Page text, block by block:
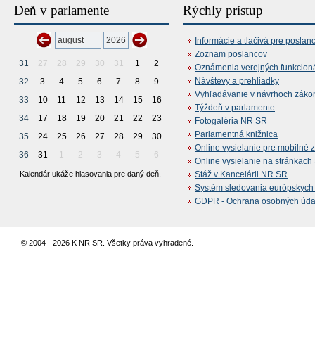
Deň v parlamente
31 27 28 29 30 31 1
2
32
3 4 5 6 7 8
9
33
10 11 12 13 14 15
16
34
17 18 19 20 21 22
23
35
24 25 26 27 28 29
30
36
31 1 2 3 4 5 6
Kalendár ukáže hlasovania pre daný deň.
Rýchly prístup
Informácie a tlačivá pre
Zoznam poslancov
Oznámenia verejných
Návštevy a prehliadky
Vyhľadávanie v návrhoch
Týždeň v parlamente
Fotogaléria NR SR
Parlamentná knižnica
Online vysielanie pre mobilné
Online vysielanie na stránkach
Stáž v Kancelárii NR SR
Systém sledovania
GDPR - Ochrana osobných
© 2004 - 2026 K NR SR. Všetky práva vyhradené.